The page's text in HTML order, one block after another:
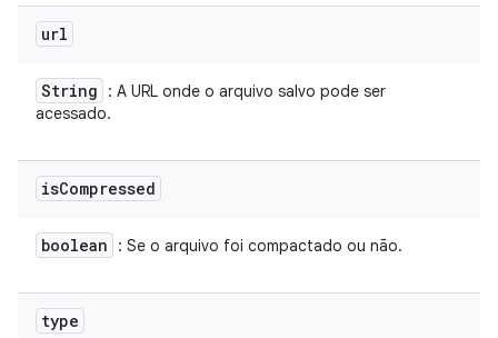
url
String
: A URL onde o arquivo salvo pode ser
acessado.
isCompressed
boolean : Se o arquivo foi compactado ou não.
type